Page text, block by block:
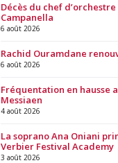
Décès du chef
Campanella
6 août 2026
Rachid Ouramdane
6 août 2026
Fréquentation en hausse
Messiaen
4 août 2026
La soprano Ana Oniani
Verbier Festival Academy
3 août 2026